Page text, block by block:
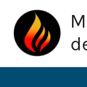
contenido